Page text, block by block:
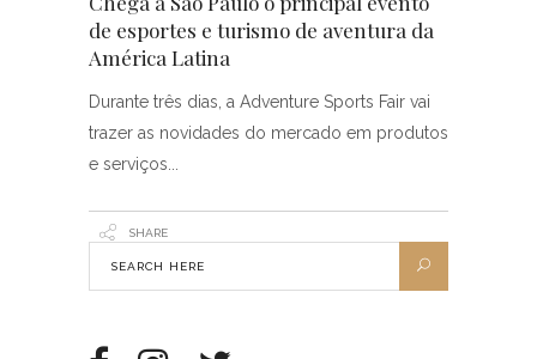
de esportes e turismo de aventura da
América Latina
Durante três dias, a Adventure Sports Fair vai
trazer as novidades do mercado em produtos
e serviços
SHARE